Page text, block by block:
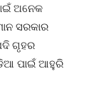
ଅନେକ
ସରକାର
ଗୃହର
ପାଇଁ ଆହୁରି